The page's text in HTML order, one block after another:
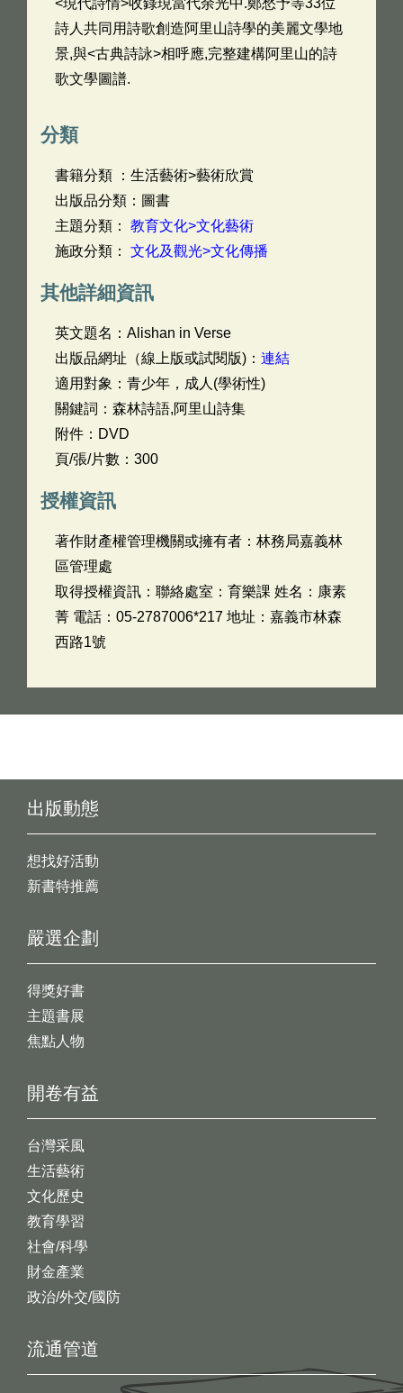
<現代詩情>收錄現當代余光中.鄭愁予等33位
詩人共同用詩歌創造阿里山詩學的美麗文學地
景,與<古典詩詠>相呼應,完整建構阿里山的詩
歌文學圖譜.
分類
書籍分類 ：生活藝術>藝術欣賞
出版品分類：圖書
主題分類： 教育文化>文化藝術
施政分類： 文化及觀光>文化傳播
其他詳細資訊
英文題名： Alishan in Verse
出版品網址（線上版或試閱版)： 連結
適用對象：青少年，成人(學術性)
關鍵詞：森林詩語,阿里山詩集
附件：DVD
頁/張/片數：300
授權資訊
著作財產權管理機關或擁有者：林務局嘉義林
區管理處
取得授權資訊：聯絡處室：育樂課 姓名：康素
菁 電話：05-2787006*217 地址：嘉義市林森
西路1號
出版動態
想找好活動
新書特推薦
開卷有益
台灣采風
生活藝術
文化歷史
教育學習
社會/科學
財金產業
政治/外交/國防
嚴選企劃
得獎好書
主題書展
焦點人物
流通管道